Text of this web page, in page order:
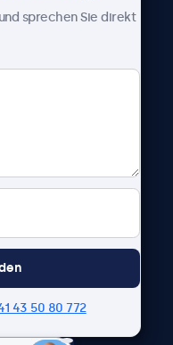
Updates
sprechen Sie direkt
43 50 80 772